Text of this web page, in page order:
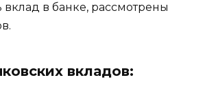
вклад в банке, рассмотрены
вкладов: